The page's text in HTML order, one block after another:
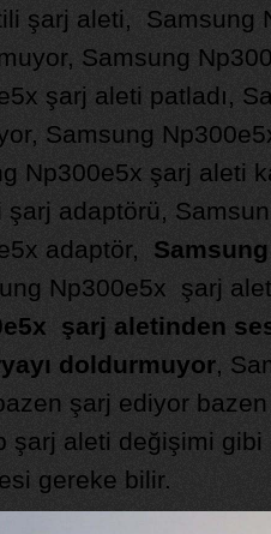
şarj aleti, Samsung
Samsung
şarj aleti patladı,
Samsung
Np300e5x şarj aleti
şarj adaptörü,
adaptör, Samsung
Np300e5x şarj
şarj aletinden
doldurmuyor,
şarj ediyor
şarj aleti değişimi gibi
gereke bilir.